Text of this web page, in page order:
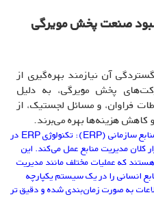
صنعت پخش مویرگی
آن نیازمند بهره‌گیری از
پخش مویرگی، به دلیل
فراوان، و مسائل لجستیک، از
کاهش هزینه‌ها بهره می‌برند.
استفاده از نرم‌افزارهای مدیریت منابع سازمانی (ERP): تکنولوژی ERP در
مدیریت منابع عمل می‌کند. این
که عملیات مختلف مانند مدیریت
انسانی را در یک سیستم یکپارچه
به صورت زمان‌بندی شده و دقیق تر